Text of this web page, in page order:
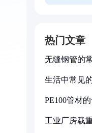
热门文章
无缝钢管的
生活中常见
PE100管材
工业厂房载